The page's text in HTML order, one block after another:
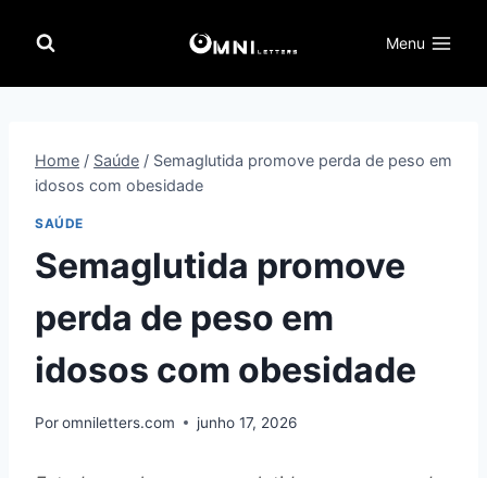
para
Menu
Home / Saúde / Semaglutida promove perda de peso em
idosos com obesidade
SAÚDE
Semaglutida promove
perda de peso em
idosos com obesidade
Poromniletters.com junho 17, 2026